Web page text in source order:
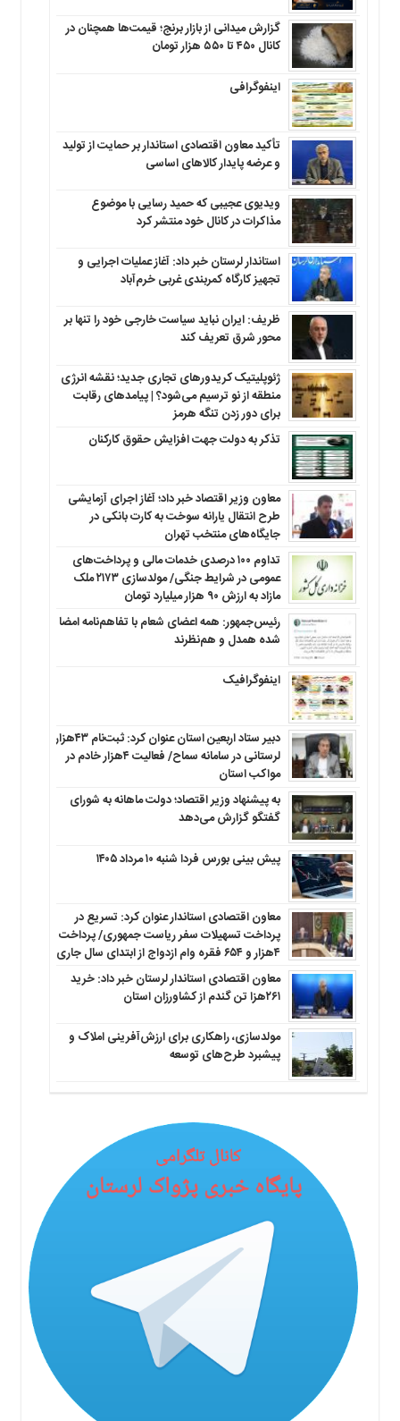
گزارش میدانی از بازار برنج؛ قیمت‌ها همچنان در
کانال ۴۵۰ تا ۵۵۰ هزار تومان
اینفوگرافی
تأکید معاون اقتصادی استاندار بر حمایت از تولید
و عرضه پایدار کالاهای اساسی
ویدیوی عجیبی که حمید رسایی با موضوع
مذاکرات در کانال خود منتشر کرد
استاندار لرستان خبر داد: آغاز عملیات اجرایی و
تجهیز کارگاه کمربندی غربی خرم‌آباد
ظریف: ایران نباید سیاست خارجی خود را تنها بر
محور شرق تعریف کند
ژئوپلیتیک کریدورهای تجاری جدید؛ نقشه انرژی
منطقه‌ از نو ترسیم می‌شود؟ | پیامدهای رقابت
برای دور زدن تنگه هرمز
تذکر به دولت جهت افزایش حقوق کارکنان ‌
معاون وزیر اقتصاد خبر داد؛ آغاز اجرای آزمایشی
طرح انتقال یارانه سوخت به کارت بانکی در
جایگاه‌های منتخب تهران
تداوم ۱۰۰ درصدی خدمات مالی و پرداخت‌های
عمومی در شرایط جنگی/ مولدسازی ۲۱۷۳ ملک
مازاد به ارزش ۹۰ هزار میلیارد تومان
رئیس‌جمهور: همه اعضای شعام با تفاهم‌نامه امضا
شده همدل و هم‌نظرند
اینفوگرافیک
دبیر ستاد اربعین استان عنوان کرد: ثبت‌نام ۴۳هزار
لرستانی در سامانه سماح/ فعالیت ۴هزار خادم در
مواکب استان
به پیشنهاد وزیر اقتصاد؛ دولت ماهانه به شورای
گفتگو گزارش می‌دهد
پیش بینی بورس فردا شنبه ۱۰ مرداد ۱۴۰۵
معاون اقتصادی استاندار عنوان کرد: تسریع در
پرداخت تسهیلات سفر ریاست جمهوری/ پرداخت
۴هزار و ۶۵۴ فقره وام ازدواج از ابتدای سال جاری
معاون اقتصادی استاندار لرستان خبر داد: خرید
۲۶۱هزا تن گندم از کشاورزان استان
مولدسازی، راهکاری برای ارزش‌آفرینی املاک و
پیشبرد طرح‌های توسعه